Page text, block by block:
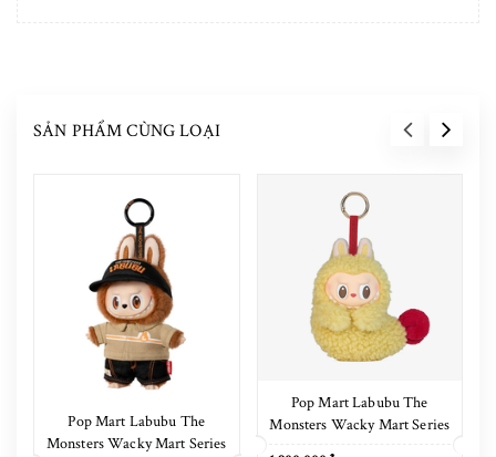
SẢN PHẨM CÙNG LOẠI
Pop Mart Labubu The
Monsters Wacky Mart Series
Pop Mart Labubu The
Monsters Wacky Mart Series